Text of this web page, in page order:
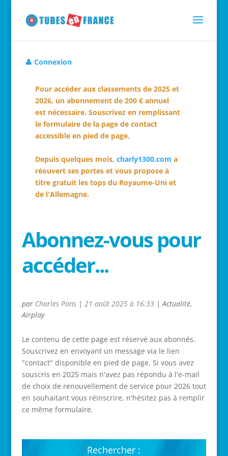
👤 Connexion
Pour accéder aux classements de 2025 et
2026, un abonnement de 200 € annuel
est nécessaire. Souscrivez en remplissant
le formulaire de la page de contact
accessible en pied de page.
Depuis quelques mois, charly1300.com a
réouvert ses portes et vous propose à
titre gratuit les tops du Royaume-Uni et
de l'Allemagne.
Abonnez-vous pour
accéder...
par Charles Pons| 21 août 2025 à 16:33|Actualité,
Airplay
Le contenu de cette page est réservé aux abonnés.
Souscrivez en envoyant un message via le lien
"contact" disponible en pied de page. Si vous avez
souscris en 2025 mais n'avez pas répondu à l'e-mail
de choix de renouvellement de service pour 2026 tout
en souhaitant vous réinscrire, n'hésitez pas à remplir
ce même formulaire.
Rechercher :